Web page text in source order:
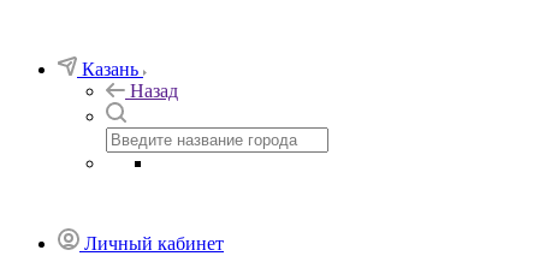
Казань
Назад
Личный кабинет